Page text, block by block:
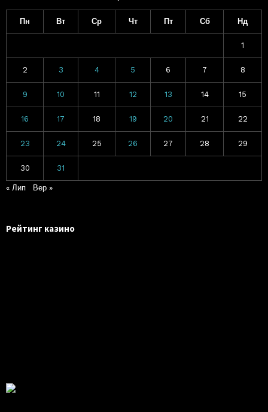
Пн Вт Ср Чт Пт Сб Нд
1
2 3 4 5 6 7 8
9 10 11 12 13 14 15
16 17 18 19 20 21 22
23 24 25 26 27 28 29
30 31
« Лип Вер »
Рейтинг казино